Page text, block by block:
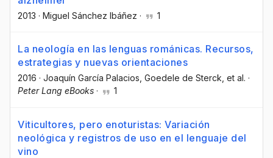
2013 · Miguel Sánchez Ibáñez · 1
La neología en las lenguas románicas. Recursos,
estrategias y nuevas orientaciones
2016 · Joaquín García Palacios , Goedele de Sterck , et al. ·
Peter Lang eBooks · 1
Viticultores, pero enoturistas: Variación
neológica y registros de uso en el lenguaje del
vino